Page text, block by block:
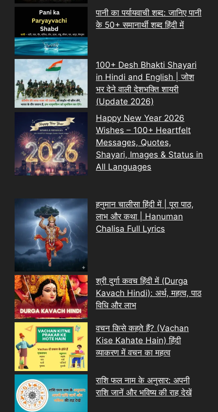
पानी का पर्यायवाची शब्द: जानिए पानी
के 50+ समानार्थी शब्द हिंदी में
100+ Desh Bhakti Shayari
in Hindi and English | जोश
भर देने वाली देशभक्ति शायरी
(Update 2026)
Happy New Year 2026
Wishes – 100+ Heartfelt
Messages, Quotes,
Shayari, Images & Status in
All Languages
हनुमान चालीसा हिंदी में | पूरा पाठ,
लाभ और कथा | Hanuman
Chalisa Full Lyrics
श्री दुर्गा कवच हिंदी में (Durga
Kavach Hindi): अर्थ, महत्व, पाठ
विधि और लाभ
वचन किसे कहते हैं? (Vachan
Kise Kahate Hain) हिंदी
व्याकरण में वचन का महत्व
राशि फल नाम के अनुसार: अपनी
राशि जानें और भविष्य की राह देखें